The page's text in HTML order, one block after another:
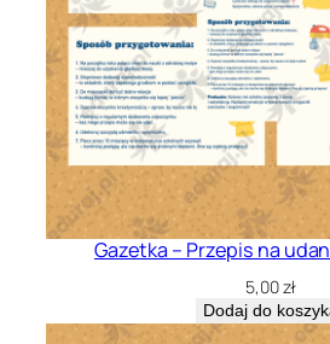
Gazetka – Przepis na
5,00zł
Dodaj do